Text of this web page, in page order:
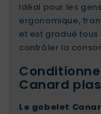
Idéal pour les
ergonomique,
et est gradué
contrôler la
Canard
Le gobelet